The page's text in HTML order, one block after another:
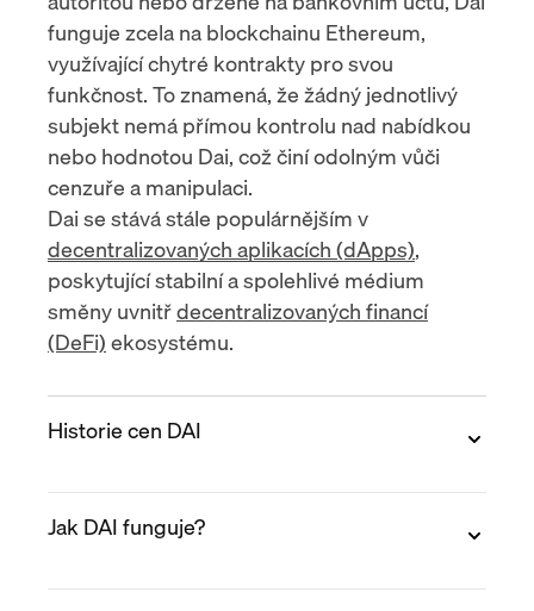
funguje zcela na blockchainu Ethereum,
využívající chytré kontrakty pro svou
funkčnost. To znamená, že žádný jednotlivý
subjekt nemá přímou kontrolu nad nabídkou
nebo hodnotou Dai, což činí odolným vůči
cenzuře a manipulaci.
Dai se stává stále populárnějším v
decentralizovaných aplikacích (dApps),
poskytující stabilní a spolehlivé médium
směny uvnitřdecentralizovaných financí
(DeFi) ekosystému.
Historie cen DAI
DAI je stablecoin vázaný na americký dolar.
Proto se jeho hodnota vždy pohybuje kolem 1
případy, kdy se cena DAI odchýlila od této
Jak DAI funguje?
Na rozdíl od tradičních stablecoinů, které jsou